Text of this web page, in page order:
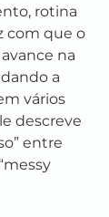
rotina
com que o
na
a
vários
descreve
entre